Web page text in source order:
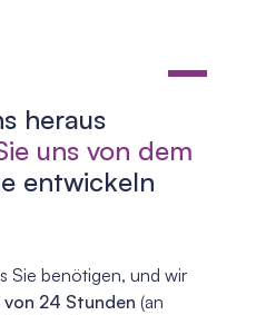
heraus
uns von dem
entwickeln
Sie benötigen, und wir
von 24 Stunden (an